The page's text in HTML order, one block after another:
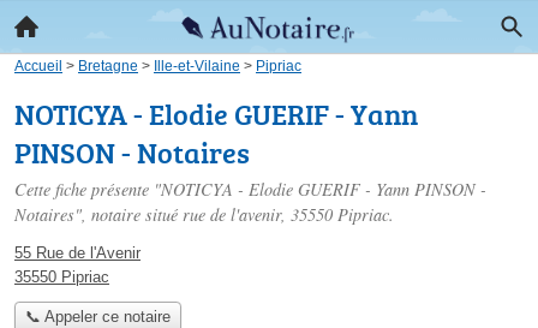
Accueil > Bretagne > Ille-et-Vilaine > Pipriac
NOTICYA - Elodie GUERIF - Yann
PINSON - Notaires
Cette fiche présente "NOTICYA - Elodie GUERIF - Yann PINSON -
Notaires", notaire situé rue de l'avenir, 35550 Pipriac.
55 Rue de l'Avenir
35550 Pipriac
📞 Appeler ce notaire